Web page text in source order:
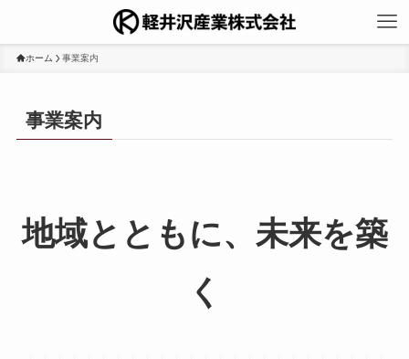
ホーム 事業案内
事業案内
地域とともに、未来を築
く